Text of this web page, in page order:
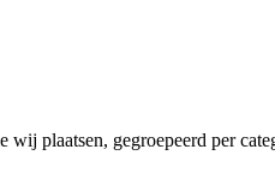
plaatsen, gegroepeerd per